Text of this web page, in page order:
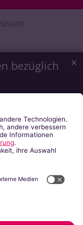
bezüglich
Erlebnis zu
die für das
sind. Mit Ihrer
die zur Anzeige
genutzt
welche Kategorien
dass auf Basis Ihrer
Funktionalitäten der
✕